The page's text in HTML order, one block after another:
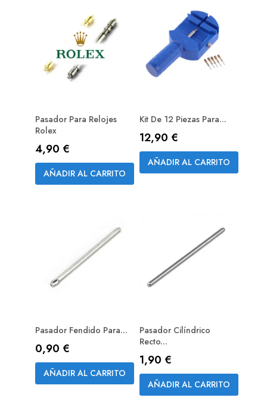
Pasador Para Relojes
Rolex
Precio
4,90 €
AÑADIR AL CARRITO
Kit De 12 Piezas Para...
Precio
12,90 €
AÑADIR AL CARRITO
Pasador Fendido Para...
Precio
0,90 €
AÑADIR AL CARRITO
Pasador Cilíndrico
Recto...
Precio
1,90 €
AÑADIR AL CARRITO